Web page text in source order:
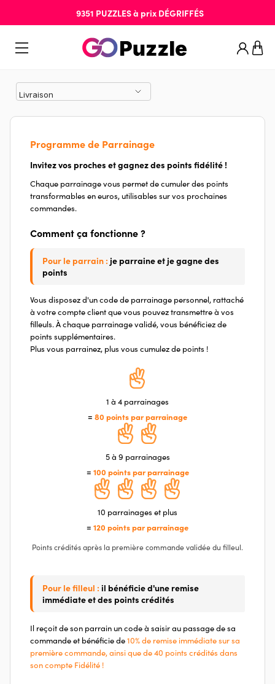
9351 PUZZLESà prix DÉGRIFFÉS
Programme de Parrainage
Invitez vos proches et gagnez des points fidélité !
Chaque parrainage vous permet de cumuler des points
transformables en euros, utilisables sur vos prochaines
commandes.
Comment ça fonctionne ?
Pour le parrain : je parraine et je gagne des
points
Vous disposez d'un code de parrainage personnel, rattaché
à votre compte client que vous pouvez transmettre à vos
filleuls. À chaque parrainage validé, vous bénéficiez de
points supplémentaires.
Plus vous parrainez, plus vous cumulez de points !
1 à 4 parrainages
= 80 points par parrainage
5 à 9 parrainages
= 100 points par parrainage
10 parrainages et plus
= 120 points par parrainage
Points crédités après la première commande validée du filleul.
Pour le filleul : il bénéficie d'une remise
immédiate et des points crédités
Il reçoit de son parrain un code à saisir au passage de sa
commande et bénéficie de10% de remise immédiate sur sa
première commande, ainsi que de 40 points crédités dans
son compte Fidélité !